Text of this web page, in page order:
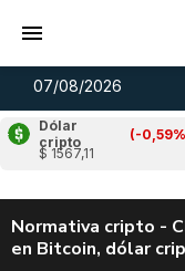
07/08/2026
Dólar
cripto
(-
$ 1567,11
Cardano (-
u$s 0,20
Normativa cripto -
en Bitcoin, dólar